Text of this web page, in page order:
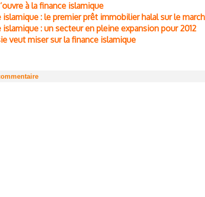
à la finance islamique
islamique : le premier prêt immobilier halal sur le
islamique : un secteur en pleine expansion pour 2012
veut miser sur la finance islamique